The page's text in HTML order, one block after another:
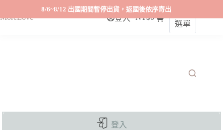
8/6~8/12 出國期間暫停出貨，返國後依序寄出
MoreLove 登入 NT$0
選單
登入